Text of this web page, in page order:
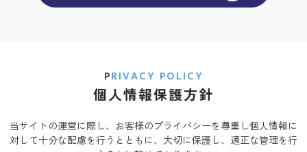
PRIVACY POLICY
個人情報保護方針
当サイトの運営に際し、お客様のプライバシーを尊重し個人情報に
対して十分な配慮を行うとともに、 大切に保護し、適正な管理を行